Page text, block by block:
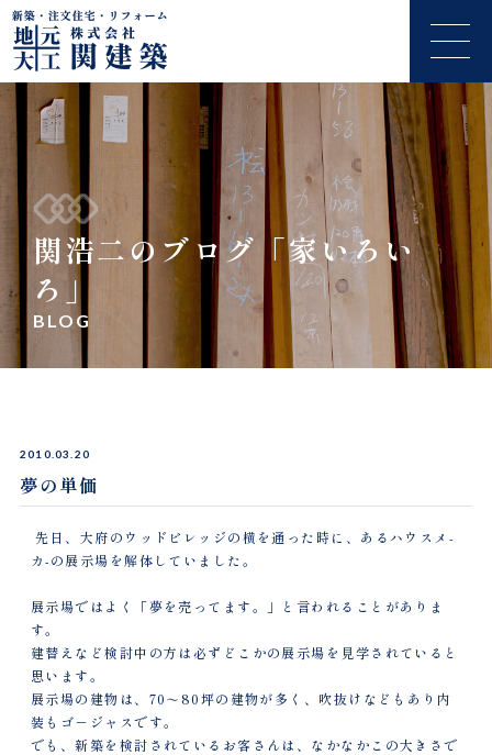
関浩二のブログ「家いろい
ろ」
BLOG
2010.03.20
夢の単価
先日、大府のウッドビレッジの横を通った時に、あるハウスメ-
カ-の展示場を解体していました。
展示場ではよく「夢を売ってます。」と言われることがありま
す。
建替えなど検討中の方は必ずどこかの展示場を見学されていると
思います。
展示場の建物は、70～80坪の建物が多く、吹抜けなどもあり内
装もゴ－ジャスです。
でも、新築を検討されているお客さんは、なかなかこの大きさで